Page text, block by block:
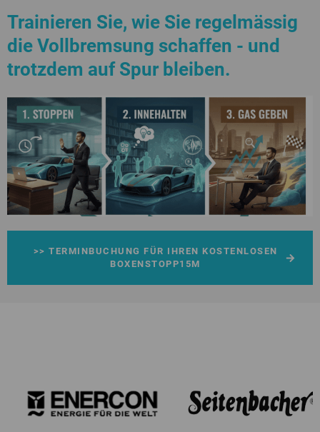
Trainieren Sie, wie Sie regelmässig
die Vollbremsung schaffen - und
trotzdem auf Spur bleiben.
>> TERMINBUCHUNG FÜR IHREN KOSTENLOSEN
BOXENSTOPP15M